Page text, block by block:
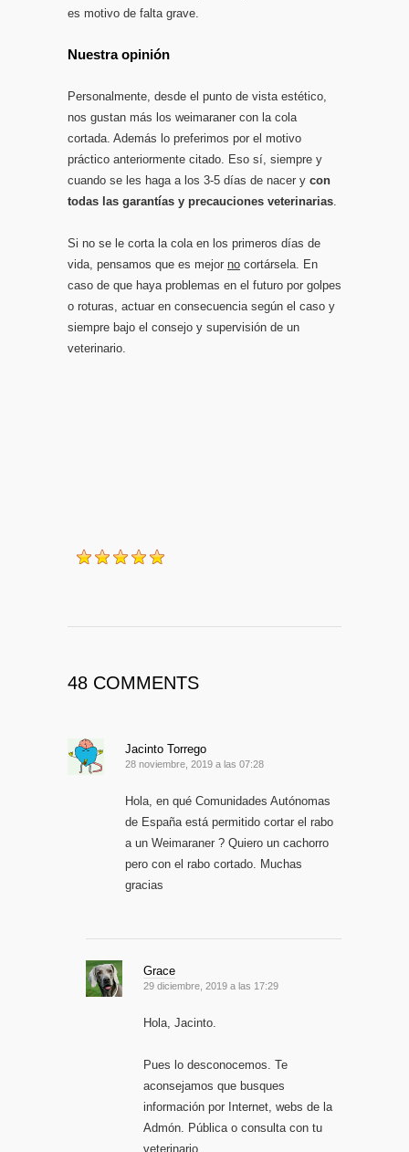
es motivo de falta grave.
Nuestra opinión
Personalmente, desde el punto de vista estético,
nos gustan más los weimaraner con la cola
cortada. Además lo preferimos por el motivo
práctico anteriormente citado. Eso sí, siempre y
cuando se les haga a los 3-5 días de nacer y con
todas las garantías y precauciones veterinarias.
Si no se le corta la cola en los primeros días de
vida, pensamos que es mejor no cortársela. En
caso de que haya problemas en el futuro por golpes
o roturas, actuar en consecuencia según el caso y
siempre bajo el consejo y supervisión de un
veterinario.
48 COMMENTS
Jacinto Torrego
28 noviembre, 2019 a las 07:28
Hola, en qué Comunidades Autónomas
de España está permitido cortar el rabo
a un Weimaraner ? Quiero un cachorro
pero con el rabo cortado. Muchas
gracias
Grace
29 diciembre, 2019 a las 17:29
Hola, Jacinto.
Pues lo desconocemos. Te
aconsejamos que busques
información por Internet, webs de la
Admón. Pública o consulta con tu
veterinario.